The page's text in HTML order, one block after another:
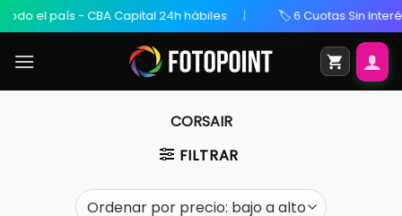
el país - CBA Capital 24h hábiles 🏷️ 6 Cuotas Sin Interés
CORSAIR
FILTRAR